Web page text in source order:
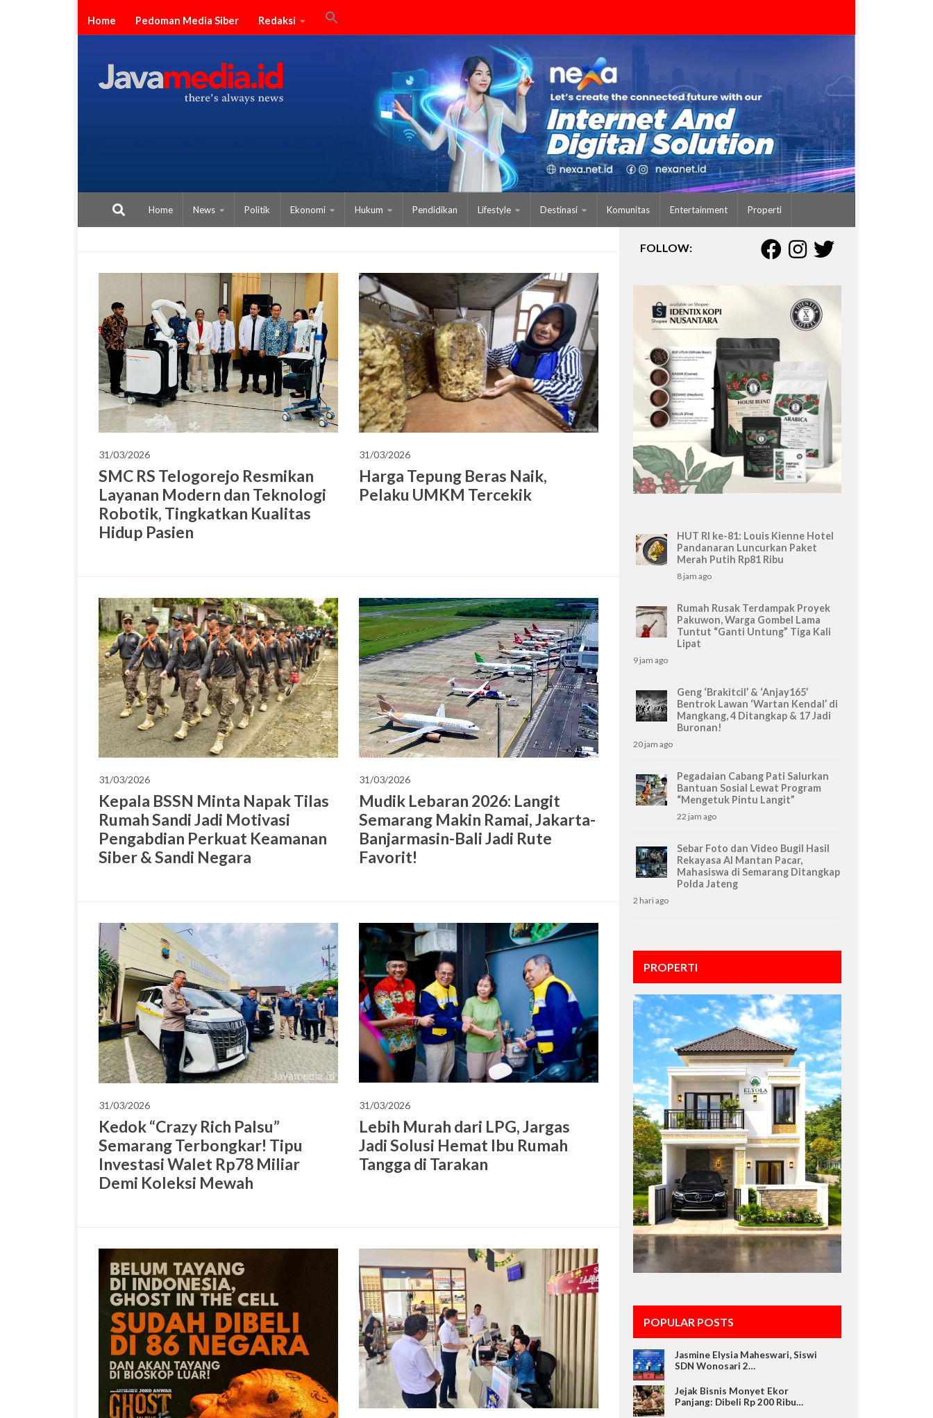
Skip to content
Home Pedoman Media Siber Redaksi
Home News Politik Ekonomi Hukum Pendidikan Lifestyle Destinasi Komunitas Entertainment Properti
31/03/2026
SMC RS Telogorejo Resmikan
Layanan Modern dan Teknologi
Robotik, Tingkatkan Kualitas
Hidup Pasien
31/03/2026
Harga Tepung Beras Naik,
Pelaku UMKM Tercekik
31/03/2026
Kepala BSSN Minta Napak Tilas
Rumah Sandi Jadi Motivasi
Pengabdian Perkuat Keamanan
Siber & Sandi Negara
31/03/2026
Mudik Lebaran 2026: Langit
Semarang Makin Ramai, Jakarta-
Banjarmasin-Bali Jadi Rute
Favorit!
31/03/2026
Kedok “Crazy Rich Palsu”
Semarang Terbongkar! Tipu
Investasi Walet Rp78 Miliar
Demi Koleksi Mewah
31/03/2026
Lebih Murah dari LPG, Jargas
Jadi Solusi Hemat Ibu Rumah
Tangga di Tarakan
FOLLOW:
HUT RI ke-81: Louis Kienne Hotel
Pandanaran Luncurkan Paket
Merah Putih Rp81 Ribu
8 jam ago
Rumah Rusak Terdampak Proyek
Pakuwon, Warga Gombel Lama
Tuntut “Ganti Untung” Tiga Kali
Lipat
9 jam ago
Geng ‘Brakitcil’ & ‘Anjay165’
Bentrok Lawan ‘Wartan Kendal’ di
Mangkang, 4 Ditangkap & 17 Jadi
Buronan!
20 jam ago
Pegadaian Cabang Pati Salurkan
Bantuan Sosial Lewat Program
“Mengetuk Pintu Langit”
22 jam ago
Sebar Foto dan Video Bugil Hasil
Rekayasa AI Mantan Pacar,
Mahasiswa di Semarang Ditangkap
Polda Jateng
2 hari ago
PROPERTI
POPULAR POSTS
Jasmine Elysia Maheswari, Siswi
SDN Wonosari 2…
Jejak Bisnis Monyet Ekor
Panjang: Dibeli Rp 200 Ribu…